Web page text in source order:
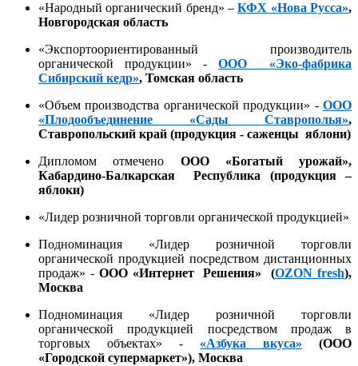
«Народный органический бренд» –КФХ «Нова Русса»,
Новгородская область
«Экспортоориентированный производитель
органической продукции» - ООО «Эко-фабрика
Сибирский кедр», Томская область
«Объем производства органической продукции» - ООО
«Плодообъединение «Сады Ставрополья»,
Ставропольский край (продукция - саженцы яблони)
Дипломом отмечено ООО «Богатый урожай»,
Кабардино-Балкарская Республика (продукция –
яблоки)
«Лидер розничной торговли органической продукцией»
Подноминация «Лидер розничной торговли
органической продукцией посредством дистанционных
продаж» - ООО «Интернет Решения» (OZON fresh),
Москва
Подноминация «Лидер розничной торговли
органической продукцией посредством продаж в
торговых объектах» - «Азбука вкуса» (ООО
«Городской супермаркет»), Москва